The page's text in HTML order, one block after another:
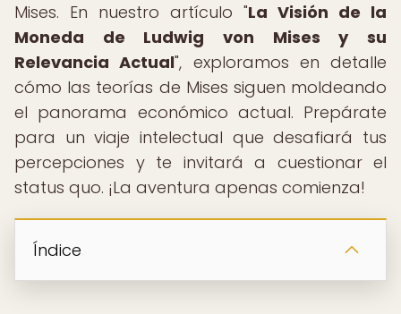
Mises. En nuestro artículo "La Visión de la
Moneda de Ludwig von Mises y su
Relevancia Actual", exploramos en detalle
cómo las teorías de Mises siguen moldeando
el panorama económico actual. Prepárate
para un viaje intelectual que desafiará tus
percepciones y te invitará a cuestionar el
status quo. ¡La aventura apenas comienza!
Índice